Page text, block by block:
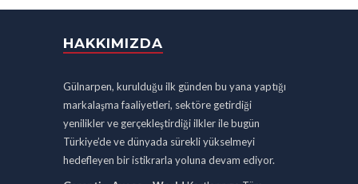
HAKKIMIZDA
Gülnarpen, kurulduğu ilk günden bu yana yaptığı
markalaşma faaliyetleri, sektöre getirdiği
yenilikler ve gerçekleştirdiği ilkler ile bugün
Türkiye’de ve dünyada sürekli yükselmeyi
hedefleyen bir istikrarla yoluna devam ediyor.